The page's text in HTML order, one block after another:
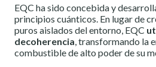
EQC ha sido concebida y
principios cuánticos. En lugar de
puros aislados del entorno, EQC
decoherencia, transformando la
combustible de alto poder de su